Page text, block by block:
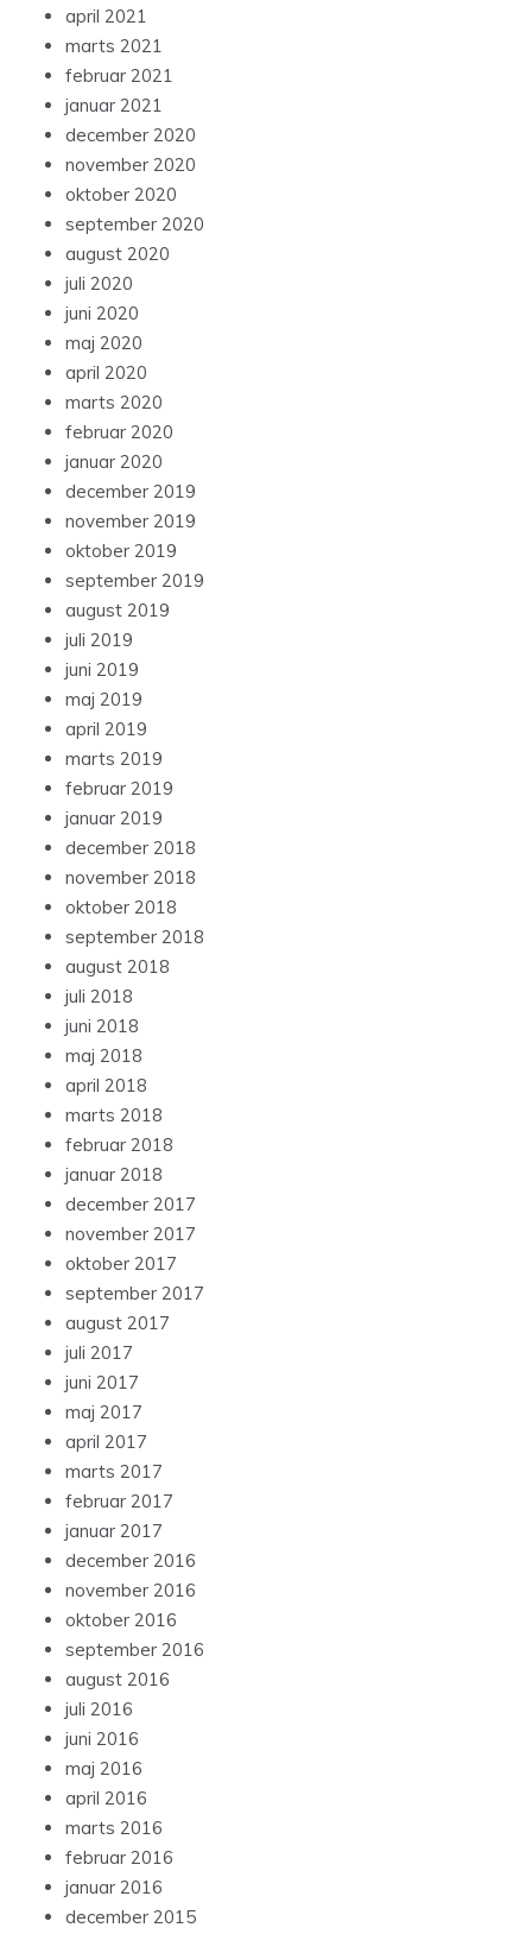
april 2021
marts 2021
februar 2021
januar 2021
december 2020
november 2020
oktober 2020
september 2020
august 2020
juli 2020
juni 2020
maj 2020
april 2020
marts 2020
februar 2020
januar 2020
december 2019
november 2019
oktober 2019
september 2019
august 2019
juli 2019
juni 2019
maj 2019
april 2019
marts 2019
februar 2019
januar 2019
december 2018
november 2018
oktober 2018
september 2018
august 2018
juli 2018
juni 2018
maj 2018
april 2018
marts 2018
februar 2018
januar 2018
december 2017
november 2017
oktober 2017
september 2017
august 2017
juli 2017
juni 2017
maj 2017
april 2017
marts 2017
februar 2017
januar 2017
december 2016
november 2016
oktober 2016
september 2016
august 2016
juli 2016
juni 2016
maj 2016
april 2016
marts 2016
februar 2016
januar 2016
december 2015